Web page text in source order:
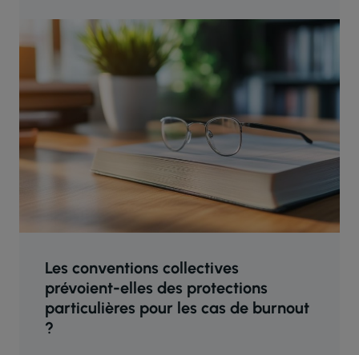
Les conventions collectives
prévoient-elles des protections
particulières pour les cas de burnout
?